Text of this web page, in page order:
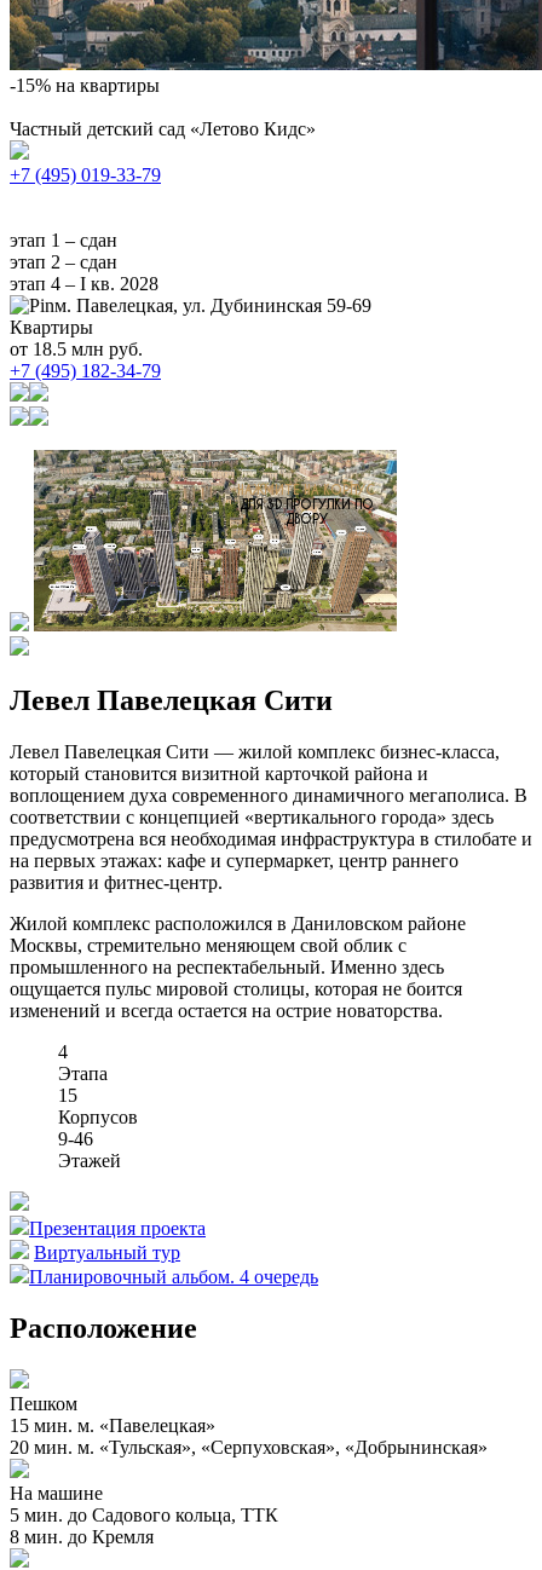
-15% на квартиры
Частный детский сад «Летово Кидс»
+7 (495) 019-33-79
этап 1 – сдан
этап 2 – сдан
этап 4 – I кв. 2028
м. Павелецкая, ул. Дубининская 59-69
Квартиры
от 18.5 млн руб.
+7 (495) 182-34-79
Левел Павелецкая Сити
Левел Павелецкая Сити — жилой комплекс бизнес-класса,
который становится визитной карточкой района и
воплощением духа современного динамичного мегаполиса. В
соответствии с концепцией «вертикального города» здесь
предусмотрена вся необходимая инфраструктура в стилобате и
на первых этажах: кафе и супермаркет, центр раннего
развития и фитнес-центр.
Жилой комплекс расположился в Даниловском районе
Москвы, стремительно меняющем свой облик с
промышленного на респектабельный. Именно здесь
ощущается пульс мировой столицы, которая не боится
изменений и всегда остается на острие новаторства.
4
Этапа
15
Корпусов
9-46
Этажей
Презентация проекта
Виртуальный тур
Планировочный альбом. 4 очередь
Расположение
Пешком
15 мин. м. «Павелецкая»
20 мин. м. «Тульская», «Серпуховская», «Добрынинская»
На машине
5 мин. до Садового кольца, ТТК
8 мин. до Кремля